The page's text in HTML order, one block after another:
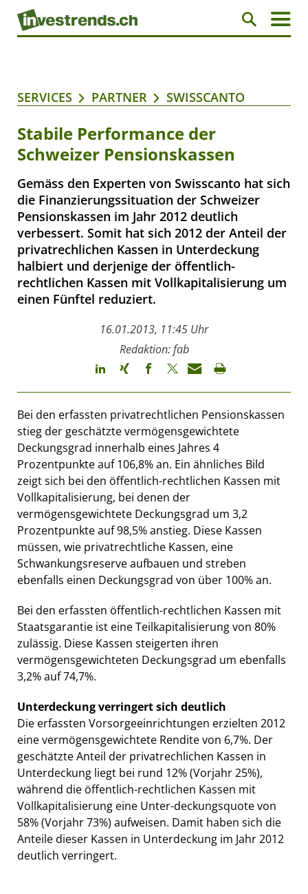
SERVICES PARTNER SWISSCANTO
Stabile Performance der
Schweizer Pensionskassen
Gemäss den Experten von Swisscanto hat sich
die Finanzierungssituation der Schweizer
Pensionskassen im Jahr 2012 deutlich
verbessert. Somit hat sich 2012 der Anteil der
privatrechlichen Kassen in Unterdeckung
halbiert und derjenige der öffentlich-
rechtlichen Kassen mit Vollkapitalisierung um
einen Fünftel reduziert.
16.01.2013, 11:45 Uhr
Redaktion: fab
Bei den erfassten privatrechtlichen Pensionskassen
stieg der geschätzte vermögensgewichtete
Deckungsgrad innerhalb eines Jahres 4
Prozentpunkte auf 106,8% an. Ein ähnliches Bild
zeigt sich bei den öffentlich-rechtlichen Kassen mit
Vollkapitalisierung, bei denen der
vermögensgewichtete Deckungsgrad um 3,2
Prozentpunkte auf 98,5% anstieg. Diese Kassen
müssen, wie privatrechtliche Kassen, eine
Schwankungsreserve aufbauen und streben
ebenfalls einen Deckungsgrad von über 100% an.
Bei den erfassten öffentlich-rechtlichen Kassen mit
Staatsgarantie ist eine Teilkapitalisierung von 80%
zulässig. Diese Kassen steigerten ihren
vermögensgewichteten Deckungsgrad um ebenfalls
3,2% auf 74,7%.
Unterdeckung verringert sich deutlich
Die erfassten Vorsorgeeinrichtungen erzielten 2012
eine vermögensgewichtete Rendite von 6,7%. Der
geschätzte Anteil der privatrechlichen Kassen in
Unterdeckung liegt bei rund 12% (Vorjahr 25%),
während die öffentlich-rechtlichen Kassen mit
Vollkapitalisierung eine Unter-deckungsquote von
58% (Vorjahr 73%) aufweisen. Damit haben sich die
Anteile dieser Kassen in Unterdeckung im Jahr 2012
deutlich verringert.